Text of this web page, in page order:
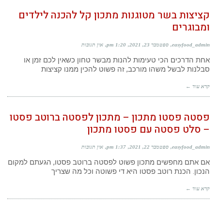
קציצות בשר מטוגנות מתכון קל להכנה לילדים
ומבוגרים
easyfood_admin ספטמבר 23, 2021 1:20 pm אין תגובות
אחת הדרכים הכי טעימות להנות מבשר טחון כשאין לכם זמן או
סבלנות לבשל משהו מורכב, זה פשוט להכין ממנו קציצות
קרא עוד ←
פסטה פסטו מתכון – מתכון לפסטה ברוטב פסטו
– סלט פסטה עם פסטו מתכון
easyfood_admin ספטמבר 22, 2021 1:37 pm אין תגובות
אם אתם מחפשים מתכון פשוט לפסטה ברוטב פסטו, הגעתם למקום
הנכון. הכנת רוטב פסטו היא די פשוטה וכל מה שצריך
קרא עוד ←